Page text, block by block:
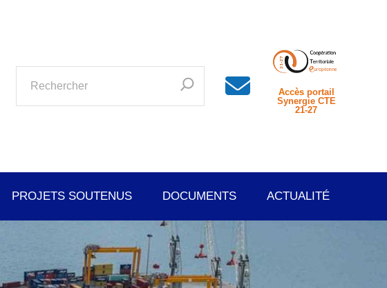
Accès portail
Synergie CTE
21-27
PROJETS SOUTENUS DOCUMENTS ACTUALITÉ